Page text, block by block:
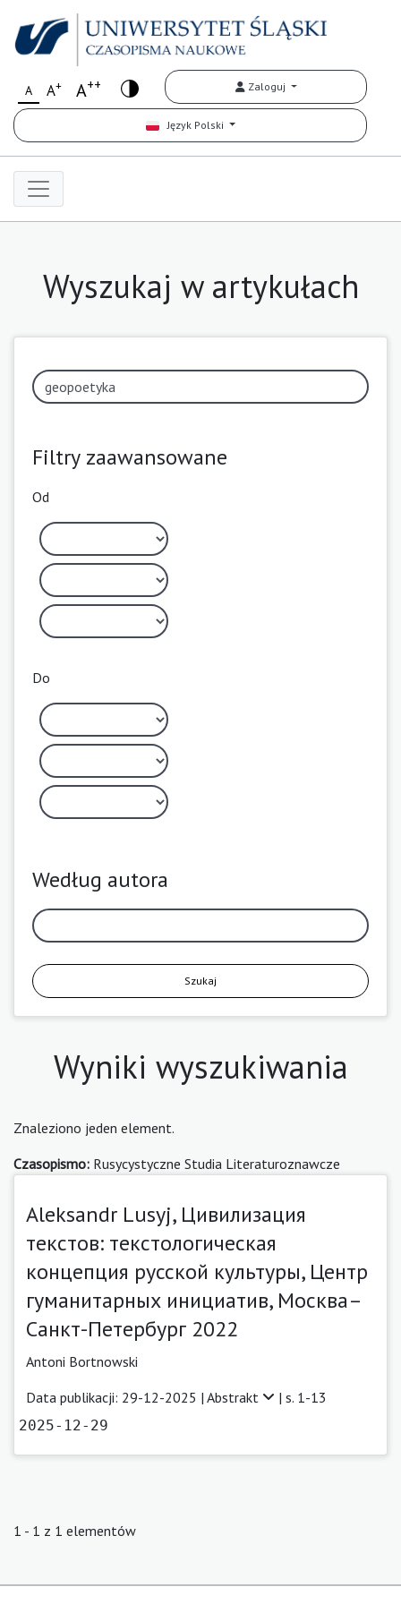
A A+ A++ Zaloguj
Język Polski
Wyszukaj w artykułach
Filtry zaawansowane
Od
Do
Według autora
Szukaj
Wyniki wyszukiwania
Znaleziono jeden element.
Czasopismo: Rusycystyczne Studia Literaturoznawcze
Aleksandr Lusyj, Цивилизация
текстов: текстологическая
концепция русской культуры, Центр
гуманитарных инициатив, Москва–
Санкт-Петербург 2022
Antoni Bortnowski
Data publikacji: 29-12-2025 | Abstrakt | s. 1-13
2025-12-29
1 - 1 z 1 elementów